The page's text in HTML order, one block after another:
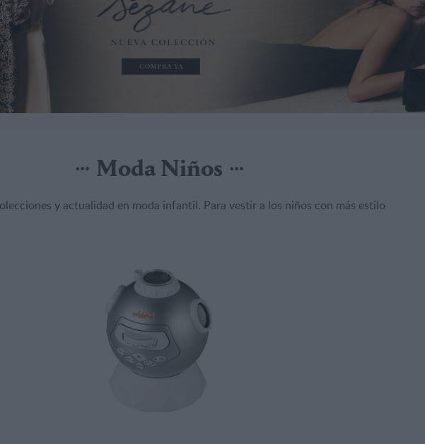
Moda Niños
y actualidad en moda infantil. Para vestir a los niños con más estilo